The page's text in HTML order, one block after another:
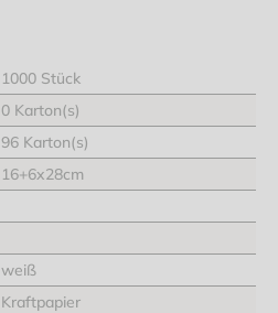
1000 Stück
0 Karton(s)
96 Karton(s)
16+6x28cm
weiß
Kraftpapier